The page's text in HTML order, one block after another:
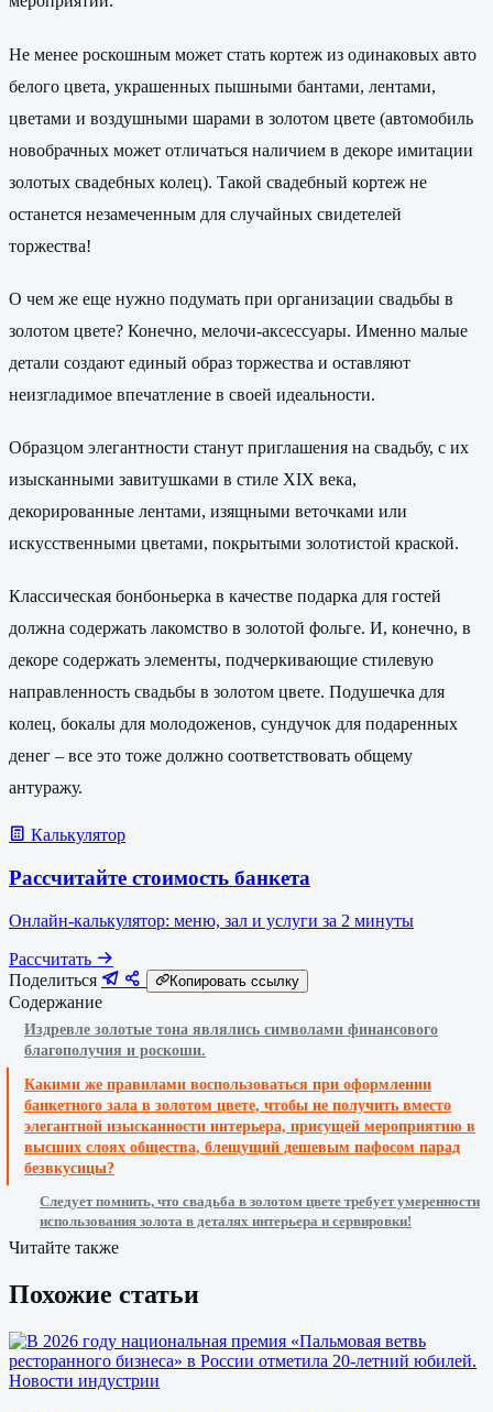
Не менее роскошным может стать кортеж из одинаковых авто
белого цвета, украшенных пышными бантами, лентами,
цветами и воздушными шарами в золотом цвете (автомобиль
новобрачных может отличаться наличием в декоре имитации
золотых свадебных колец). Такой свадебный кортеж не
останется незамеченным для случайных свидетелей
торжества!
О чем же еще нужно подумать при организации свадьбы в
золотом цвете? Конечно, мелочи-аксессуары. Именно малые
детали создают единый образ торжества и оставляют
неизгладимое впечатление в своей идеальности.
Образцом элегантности станут приглашения на свадьбу, с их
изысканными завитушками в стиле XIX века,
декорированные лентами, изящными веточками или
искусственными цветами, покрытыми золотистой краской.
Классическая бонбоньерка в качестве подарка для гостей
должна содержать лакомство в золотой фольге. И, конечно, в
декоре содержать элементы, подчеркивающие стилевую
направленность свадьбы в золотом цвете. Подушечка для
колец, бокалы для молодоженов, сундучок для подаренных
денег – все это тоже должно соответствовать общему
антуражу.
Калькулятор
Рассчитайте стоимость банкета
Онлайн-калькулятор: меню, зал и услуги за 2 минуты
Рассчитать
Поделиться
Копировать ссылку
Содержание
Издревле золотые тона являлись символами финансового
благополучия и роскоши.
Какими же правилами воспользоваться при оформлении
банкетного зала в золотом цвете, чтобы не получить вместо
элегантной изысканности интерьера, присущей мероприятию в
высших слоях общества, блещущий дешевым пафосом парад
безвкусицы?
Следует помнить, что свадьба в золотом цвете требует умеренности
использования золота в деталях интерьера и сервировки!
Читайте также
Похожие статьи
Новости индустрии